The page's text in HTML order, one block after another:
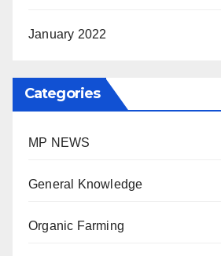
January 2022
Categories
MP NEWS
General Knowledge
Organic Farming